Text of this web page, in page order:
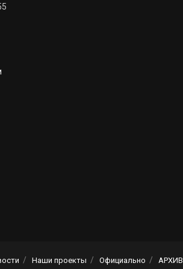
Наши проекты Официально АРХИВ